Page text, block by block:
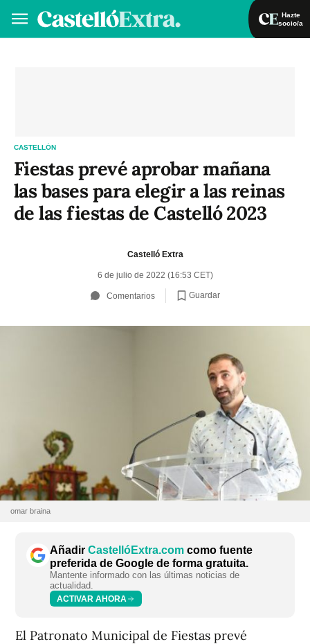
Hazte
socio/a
CASTELLÓN
Fiestas prevé aprobar mañana
las bases para elegir a las reinas
de las fiestas de Castelló 2023
Castelló Extra
6 de julio de 2022 (16:53 CET)
Comentarios Guardar
omar braina
Añadir CastellóExtra.com como fuente
preferida de Google de forma gratuita.
Mantente informado con las últimas noticias de
actualidad.
ACTIVAR AHORA
El Patronato Municipal de Fiestas prevé